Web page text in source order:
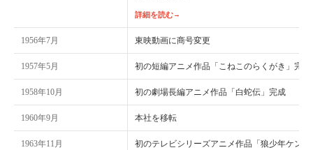
詳細を読む→
1956年7月 東映動画に商号変更
1957年5月 初の短編アニメ作品「こねこのらくがき」完成
1958年10月 初の劇場長編アニメ作品「白蛇伝」完成
1960年9月 本社を移転
1963年11月 初のテレビシリーズアニメ作品「狼少年ケン」